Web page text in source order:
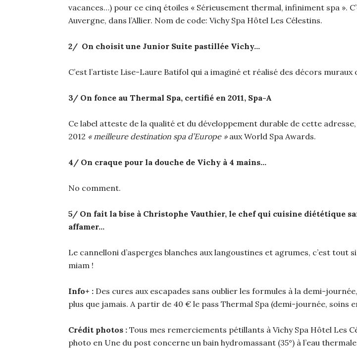
vacances…) pour ce cinq étoiles « Sérieusement thermal, infiniment spa ».
Auvergne, dans l’Allier. Nom de code: Vichy Spa Hôtel Les Célestins.
2/ On choisit une Junior Suite pastillée Vichy…
C’est l’artiste Lise-Laure Batifol qui a imaginé et réalisé des décors muraux
3/ On fonce au Thermal Spa, certifié en 2011, Spa-A
Ce label atteste de la qualité et du développement durable de cette adresse,
2012 « meilleure destination spa d’Europe »aux World Spa Awards.
4/ On craque pour la douche de Vichy à 4 mains…
No comment.
5/ On fait la bise à Christophe Vauthier, le chef qui cuisine diététique
affamer…
Le cannelloni d’asperges blanches aux langoustines et agrumes, c’est tout
miam !
Info+ : Des cures aux escapades sans oublier les formules à la demi-
plus que jamais. A partir de 40 € le pass Thermal Spa (demi-journée, soins
Crédit photos : Tous mes remerciements pétillants à Vichy Spa Hôtel Les
photo en Une du post concerne un bain hydromassant (35°) à l’eau